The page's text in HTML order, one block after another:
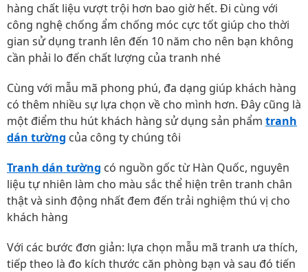
hàng chất liệu vượt trội hơn bao giờ hết. Đi cùng với
công nghệ chống ẩm chống móc cực tốt giúp cho thời
gian sử dụng tranh lên đến 10 năm cho nên bạn không
cần phải lo đến chất lượng của tranh nhé
Cùng với mẫu mã phong phú, đa dạng giúp khách hàng
có thêm nhiều sự lựa chọn về cho mình hơn. Đây cũng là
một điểm thu hút khách hàng sử dụng sản phẩm tranh
dán tường của công ty chúng tôi
Tranh dán tường có nguồn gốc từ Hàn Quốc, nguyên
liệu tự nhiên làm cho màu sắc thể hiện trên tranh chân
thật và sinh động nhất đem đến trải nghiệm thú vị cho
khách hàng
Với các bước đơn giản: lựa chọn mẫu mã tranh ưa thích,
tiếp theo là đo kích thước căn phòng bạn và sau đó tiến